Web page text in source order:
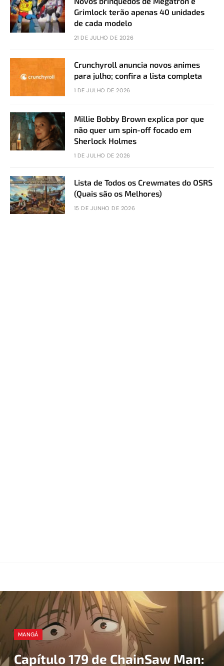
Grimlock terão apenas 40 unidades
de cada modelo
21 DE JULHO DE 2026
Crunchyroll anuncia novos animes
para julho; confira a lista completa
1 DE JULHO DE 2026
Millie Bobby Brown explica por que
não quer um spin-off focado em
Sherlock Holmes
1 DE JULHO DE 2026
Lista de Todos os Crewmates do OSRS
(Quais são os Melhores)
15 DE JUNHO DE 2026
MANGÁ
Capítulo 179 de ChainSaw Man: